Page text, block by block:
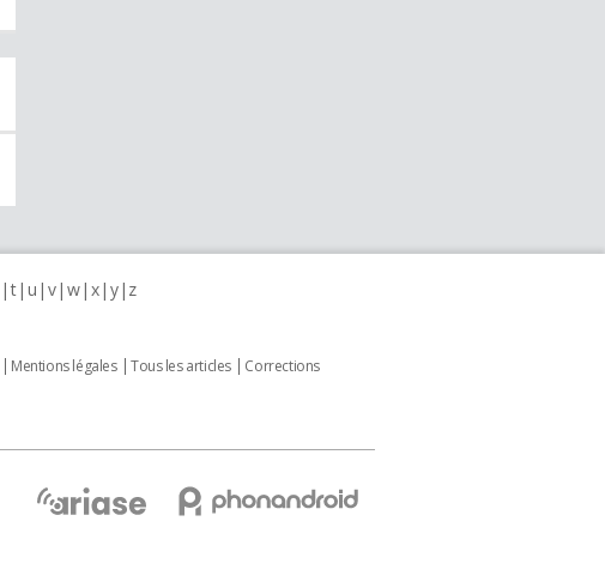
t u v w x y z
Mentions légales Tous les articles
Corrections